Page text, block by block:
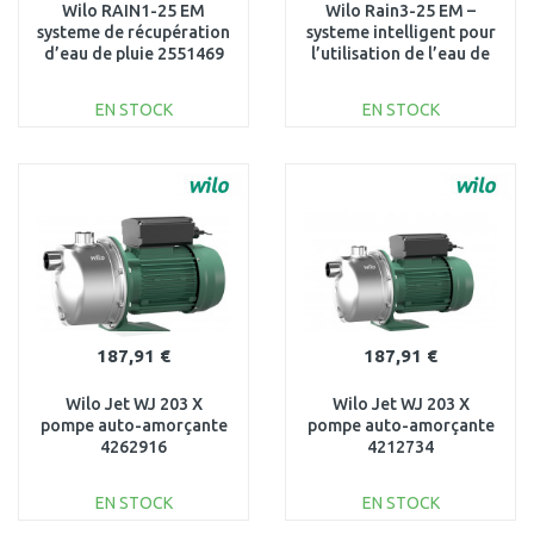
Wilo RAIN1-25 EM
systeme de récupération
d’eau de pluie 2551469
EN STOCK
Wilo Rain3-25 EM –
systeme intelligent pour
l’utilisation de l’eau de
EN STOCK
187,91 €
Wilo Jet WJ 203 X
pompe auto-amorçante
4262916
EN STOCK
187,91 €
Wilo Jet WJ 203 X
pompe auto-amorçante
4212734
EN STOCK